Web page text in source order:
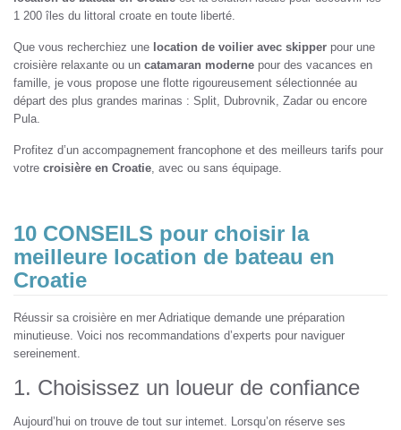
1 200 îles du littoral croate en toute liberté.
Que vous recherchiez une location de voilier avec skipper pour une
croisière relaxante ou un catamaran moderne pour des vacances en
famille, je vous propose une flotte rigoureusement sélectionnée au
départ des plus grandes marinas : Split, Dubrovnik, Zadar ou encore
Pula.
Profitez d’un accompagnement francophone et des meilleurs tarifs pour
votre croisière en Croatie , avec ou sans équipage.
10 CONSEILS pour choisir la
meilleure location de bateau en
Croatie
Réussir sa croisière en mer Adriatique demande une préparation
minutieuse. Voici nos recommandations d’experts pour naviguer
sereinement.
1. Choisissez un loueur de confiance
Aujourd’hui on trouve de tout sur intemet. Lorsqu’on réserve ses